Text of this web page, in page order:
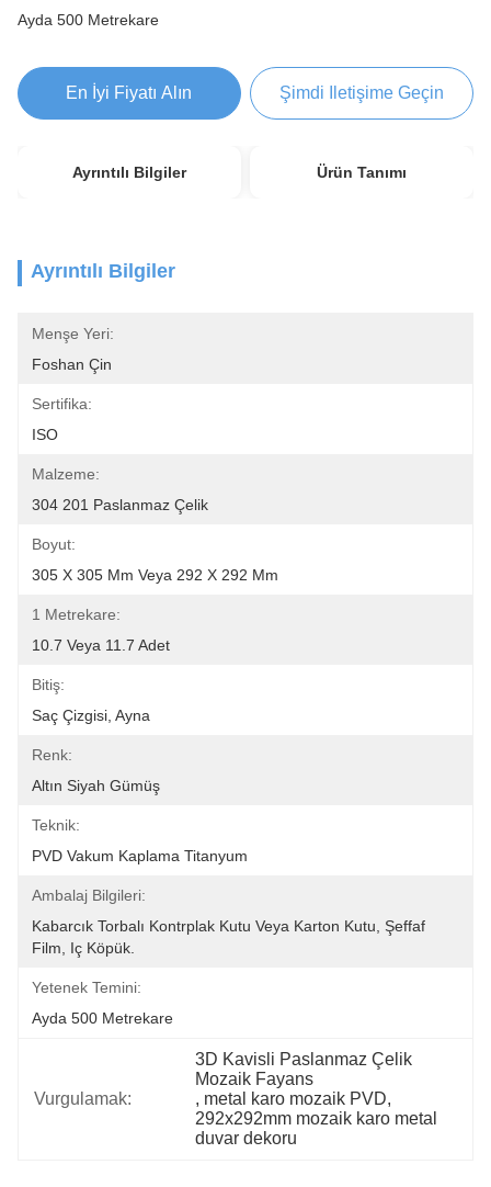
Ayda 500 Metrekare
En İyi Fiyatı Alın Şimdi Iletişime Geçin
Ayrıntılı Bilgiler Ürün Tanımı
Ayrıntılı Bilgiler
Menşe Yeri:
Foshan Çin
Sertifika:
ISO
Malzeme:
304 201 Paslanmaz Çelik
Boyut:
305 X 305 Mm Veya 292 X 292 Mm
1 Metrekare:
10.7 Veya 11.7 Adet
Bitiş:
Saç Çizgisi, Ayna
Renk:
Altın Siyah Gümüş
Teknik:
PVD Vakum Kaplama Titanyum
Ambalaj Bilgileri:
Kabarcık Torbalı Kontrplak Kutu Veya Karton Kutu, Şeffaf
Film, Iç Köpük.
Yetenek Temini:
Ayda 500 Metrekare
Vurgulamak:
3D Kavisli Paslanmaz Çelik
Mozaik Fayans
, metal karo mozaik PVD,
292x292mm mozaik karo metal
duvar dekoru